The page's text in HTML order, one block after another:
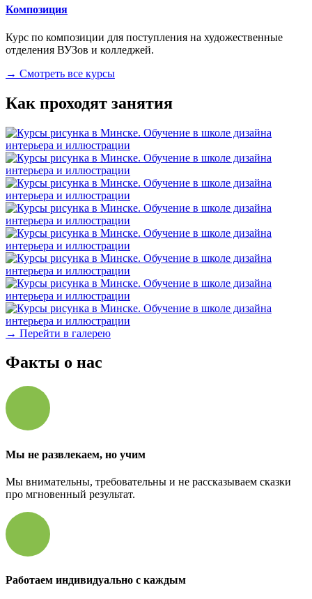
Композиция
Курс по композиции для поступления на художественные
отделения ВУЗов и колледжей.
→ Смотреть все курсы
Как проходят занятия
→ Перейти в галерею
Факты о нас
Мы не развлекаем, но учим
Мы внимательны, требовательны и не рассказываем сказки
про мгновенный результат.
Работаем индивидуально с каждым